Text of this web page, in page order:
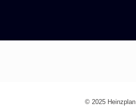
© 2025 Heinzplan